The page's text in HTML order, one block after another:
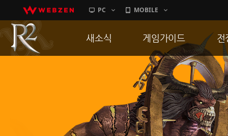
PC MOBILE
새소식
이벤트
히스토리
게임가이드
게임 특징
서버가이드
신병훈련소
세부가이드
전
통
공